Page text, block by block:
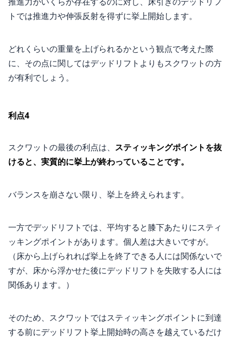
トでは推進力や伸張反射を得ずに挙上開始します。
どれくらいの重量を上げられるかという観点で考えた際
に、その点に関してはデッドリフトよりもスクワットの方
が有利でしょう。
利点4
スクワットの最後の利点は、 スティッキングポイントを抜
けると、実質的に挙上が終わっていることです。
バランスを崩さない限り、挙上を終えられます。
一方でデッドリフトでは、平均すると膝下あたりにスティ
ッキングポイントがあります。個人差は大きいですが。
（床から上げられれば挙上を終了できる人には関係ないで
すが、床から浮かせた後にデッドリフトを失敗する人には
関係あります。）
そのため、スクワットではスティッキングポイントに到達
する前にデッドリフト挙上開始時の高さを越えているだけ